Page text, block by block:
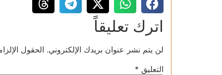
اترك تعليقاً
لن يتم نشر عنوان بريدك الإلكتروني. الحقول
التعليق *